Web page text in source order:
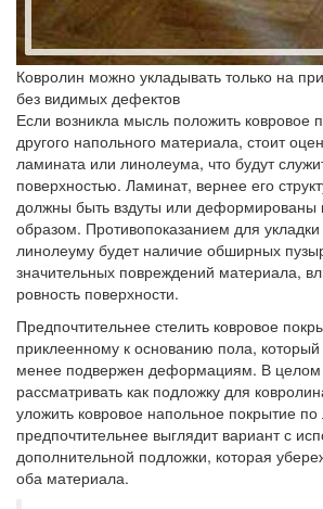
Ковролин можно укладывать только на
без видимых дефектов
Если возникла мысль положить ковровое
другого напольного материала, стоит
ламината или линолеума, что будут
поверхностью. Ламинат, вернее его
должны быть вздуты или деформированы
образом. Противопоказанием для
линолеуму будет наличие обширных
значительных повреждений материала,
ровность поверхности.
Предпочтительнее стелить ковровое
приклеенному к основанию пола,
менее подвержен деформациям. В
рассматривать как подложку для
уложить ковровое напольное покрытие
предпочтительнее выглядит вариант с
дополнительной подложки, которая
оба материала.